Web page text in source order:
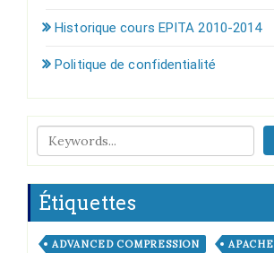
Historique cours EPITA 2010-2014
Politique de confidentialité
Étiquettes
ADVANCED COMPRESSION APACHE